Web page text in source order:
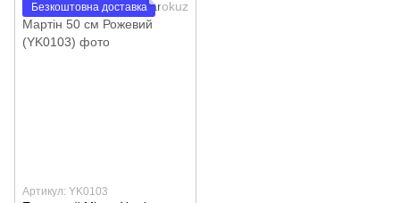
Безкоштовна доставка
Артикул: YK0103